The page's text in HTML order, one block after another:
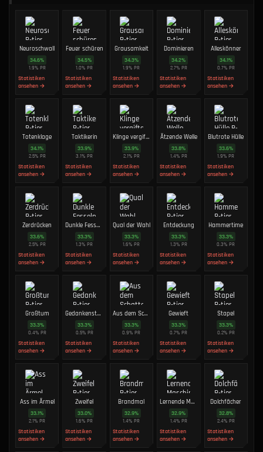
Neuroschwall
34.6%
1.9% PR
Statistiken
ansehen →
Feuer schüren
34.5%
1.0%PR
Statistiken
ansehen →
Grausamkeit
34.3%
1.9%PR
Statistiken
ansehen →
Dominieren
34.2%
2.7% PR
Statistiken
ansehen →
Alleskönner
34.1%
0.7% PR
Statistiken
ansehen →
Totenklage
34.1%
2.5% PR
Statistiken
ansehen →
Taktikerin
33.9%
3.1%PR
Statistiken
ansehen →
Klinge vergiften
33.9%
2.1% PR
Statistiken
ansehen →
Ätzende Welle
33.8%
1.4% PR
Statistiken
ansehen →
Blutrote Hülle
33.6%
1.9%PR
Statistiken
ansehen →
Zerdrücken
33.6%
2.5% PR
Statistiken
ansehen →
Dunkle Fesseln
33.3%
1.3%PR
Statistiken
ansehen →
Qual der Wahl
33.3%
1.6%PR
Statistiken
ansehen →
Entdeckung
33.3%
1.3% PR
Statistiken
ansehen →
Hammertime
33.3%
0.3%PR
Statistiken
ansehen →
Großtum
33.3%
0.4% PR
Statistiken
ansehen →
Gedankenstrahl
33.3%
0.5% PR
Statistiken
ansehen →
Aus dem Schatten
33.3%
0.9%PR
Statistiken
ansehen →
Gewieft
33.3%
0.7%PR
Statistiken
ansehen →
Stapel
33.3%
0.2% PR
Statistiken
ansehen →
Ass im Ärmel
33.1%
2.1%PR
Statistiken
ansehen →
Zweifel
33.0%
1.6%PR
Statistiken
ansehen →
Brandmal
32.9%
1.4%PR
Statistiken
ansehen →
Lernende Maschine
32.9%
1.4% PR
Statistiken
ansehen →
Dolchfächer
32.8%
2.4% PR
Statistiken
ansehen →